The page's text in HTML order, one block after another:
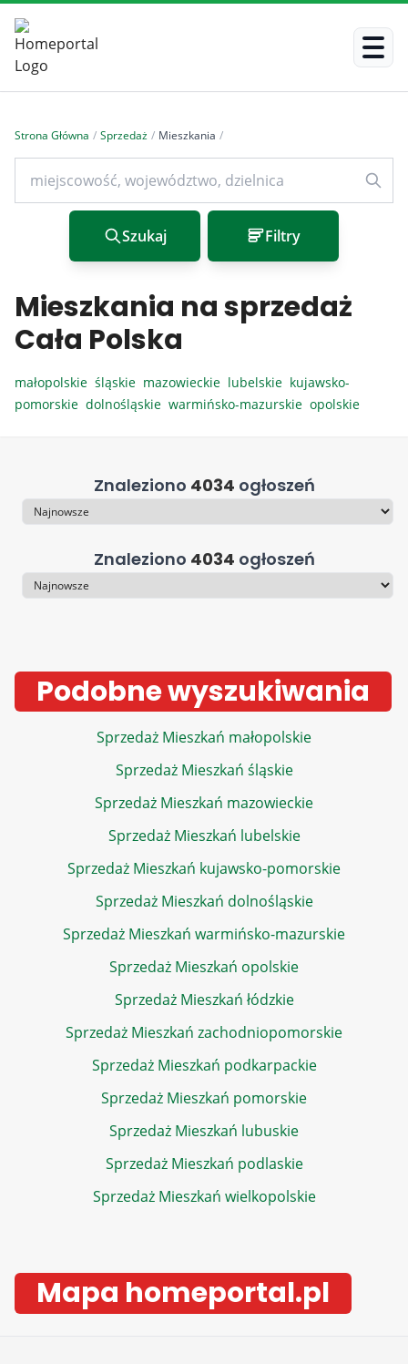
Strona Główna / Sprzedaż / Mieszkania /
Szukaj Filtry
Mieszkania na sprzedaż
Cała Polska
małopolskie śląskie mazowieckie lubelskie kujawsko-
pomorskie dolnośląskie warmińsko-mazurskie opolskie
Znaleziono 4034 ogłoszeń
Sortowanie
Znaleziono 4034 ogłoszeń
Sortowanie
Podobne wyszukiwania
Sprzedaż Mieszkań małopolskie
Sprzedaż Mieszkań śląskie
Sprzedaż Mieszkań mazowieckie
Sprzedaż Mieszkań lubelskie
Sprzedaż Mieszkań kujawsko-pomorskie
Sprzedaż Mieszkań dolnośląskie
Sprzedaż Mieszkań warmińsko-mazurskie
Sprzedaż Mieszkań opolskie
Sprzedaż Mieszkań łódzkie
Sprzedaż Mieszkań zachodniopomorskie
Sprzedaż Mieszkań podkarpackie
Sprzedaż Mieszkań pomorskie
Sprzedaż Mieszkań lubuskie
Sprzedaż Mieszkań podlaskie
Sprzedaż Mieszkań wielkopolskie
Mapa homeportal.pl